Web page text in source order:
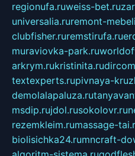
regionufa.ruweiss-bet.ru
universalia.ruremont-
clubfisher.ruremstirufa.ru
muraviovka-park.ru
arkrym.rukristinita.ru
textexperts.rupivnaya-
demolalapaluza.ru
msdip.rujdol.rusokolovr.ru
rezemkleim.rumassage-
biolisichka24.rumncraft-